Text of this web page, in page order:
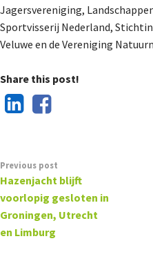
Jagersvereniging,
Sportvisserij Nederland,
Veluwe en de Vereniging
Share this post!
Previous post
Hazenjacht blijft
voorlopig gesloten in
Groningen, Utrecht
en Limburg